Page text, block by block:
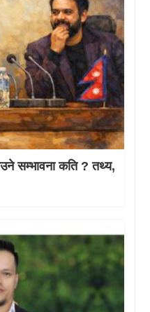
सम्भावना कति ? तथ्य,